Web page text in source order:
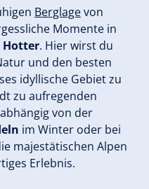
Berglagevon
Momente in
Hotter. Hier wirst du
und den besten
idyllische Gebiet zu
zu aufregenden
von der
im Winter oder bei
majestätischen Alpen
Erlebnis.